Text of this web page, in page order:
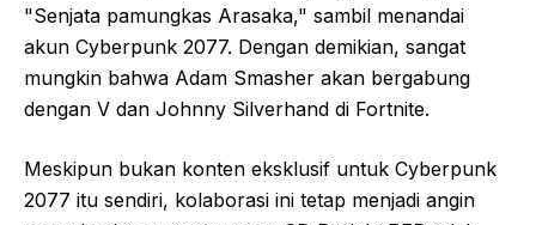
"Senjata pamungkas Arasaka," sambil menandai
akun Cyberpunk 2077. Dengan demikian, sangat
mungkin bahwa Adam Smasher akan bergabung
dengan V dan Johnny Silverhand di Fortnite.
Meskipun bukan konten eksklusif untuk Cyberpunk
2077 itu sendiri, kolaborasi ini tetap menjadi angin